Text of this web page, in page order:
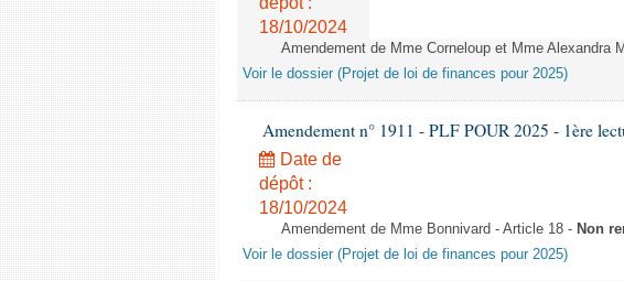
18/10/2024
Amendement de Mme Corneloup et Mme Alexandra
Voir le dossier (Projet de loi de finances pour 2025)
Amendement n° 1911 - PLF POUR 2025 - 1ère
Date de
dépôt :
18/10/2024
Amendement de Mme Bonnivard - Article 18 - Non
Voir le dossier (Projet de loi de finances pour 2025)